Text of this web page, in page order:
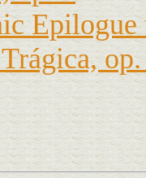
Epilogue